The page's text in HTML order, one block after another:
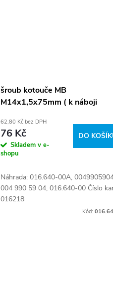
šroub kotouče MB
M14x1,5x75mm ( k náboji
62,80 Kč bez DPH
76 Kč
Skladem v e-
shopu
DO
Náhrada: 016.640-00A,
004 990 59 04, 016.640-00 Číslo
016218
Kód: